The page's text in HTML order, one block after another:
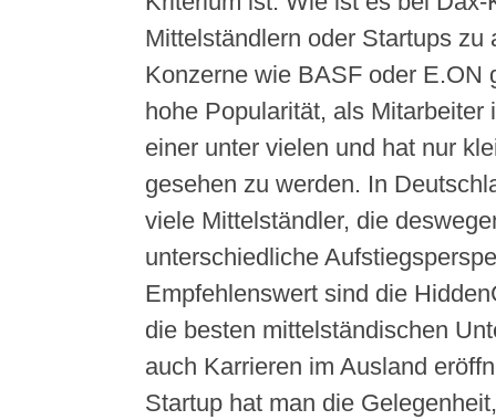
Mittelständlern oder Startups zu
Konzerne wie BASF oder E.ON
hohe Popularität, als Mitarbeiter
einer unter vielen und hat nur
gesehen zu werden. In
viele Mittelständler, die
unterschiedliche
Empfehlenswert sind die
die besten mittelständischen
auch Karrieren im Ausland
Startup hat man die